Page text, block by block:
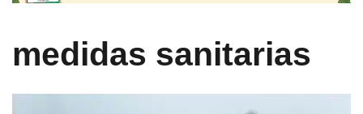
medidas sanitarias